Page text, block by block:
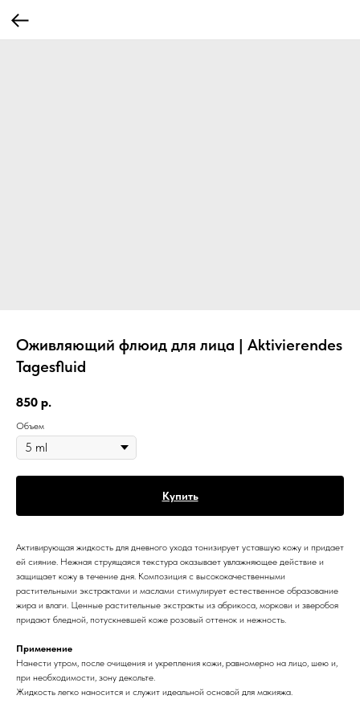
Оживляющий флюид для лица | Aktivierendes
Tagesfluid
850 р.
Объем
Купить
Активирующая жидкость для дневного ухода тонизирует уставшую кожу и придает
ей сияние. Нежная струящаяся текстура оказывает увлажняющее действие и
защищает кожу в течение дня. Композиция с высококачественными
растительными экстрактами и маслами стимулирует естественное образование
жира и влаги. Ценные растительные экстракты из абрикоса, моркови и зверобоя
придают бледной, потускневшей коже розовый оттенок и нежность.
Применение
Нанести утром, после очищения и укрепления кожи, равномерно на лицо, шею и,
при необходимости, зону декольте.
Жидкость легко наносится и служит идеальной основой для макияжа.